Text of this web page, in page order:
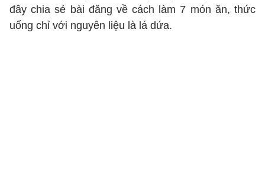
đây chia sẻ bài đăng về cách làm 7 món ăn, thức
uống chỉ với nguyên liệu là lá dứa.